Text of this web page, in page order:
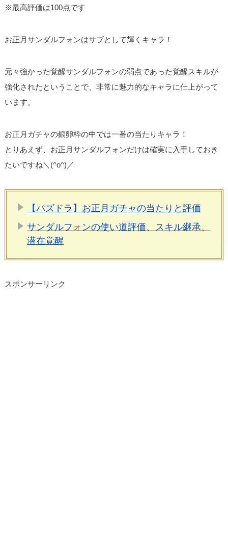
※最高評価は100点です
お正月サンダルフォンはサブとして輝くキャラ！
元々強かった覚醒サンダルフォンの弱点であった覚醒スキルが
強化されたということで、非常に魅力的なキャラに仕上がって
います。
お正月ガチャの銀卵枠の中では一番の当たりキャラ！
とりあえず、お正月サンダルフォンだけは確実に入手しておき
たいですね＼(^o^)／
【パズドラ】お正月ガチャの当たりと評価
サンダルフォンの使い道評価、スキル継承、
潜在覚醒
スポンサーリンク